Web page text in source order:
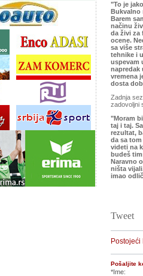
"To je
Bukvalno
Barem
načinu
da živi za
ocene.
sa više
tehnike i
uspevam
napredak
vremena
dosta
Zadnja
zadovoljni
"Moram
taj i taj.
rezultat,
da sa
videti na
budeš
Naravno
ništa
imao
Tweet
Postojeći
Pošaljite
*Ime: